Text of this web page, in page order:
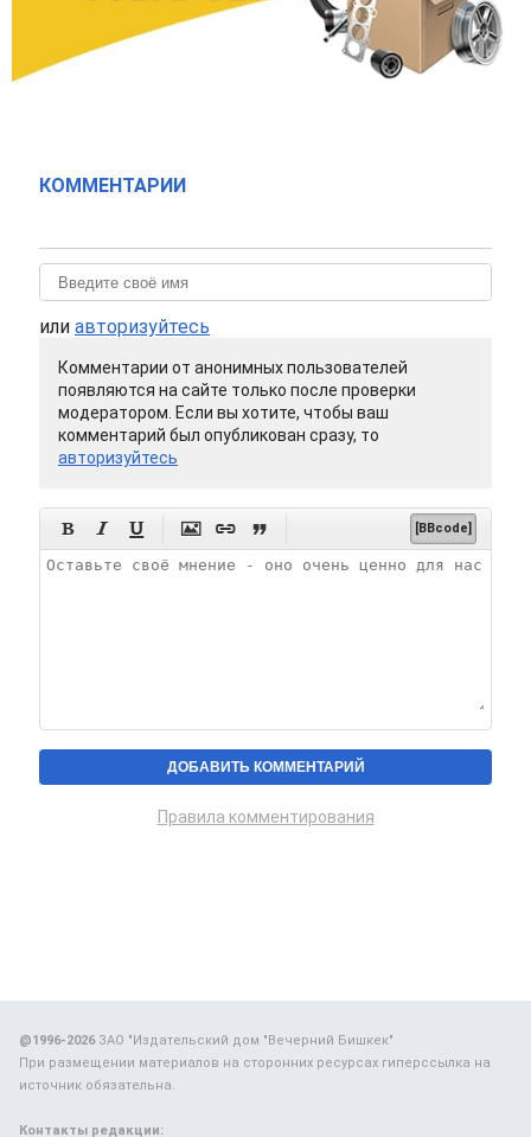
КОММЕНТАРИИ
или авторизуйтесь
Комментарии от анонимных пользователей
появляются на сайте только после проверки
модератором. Если вы хотите, чтобы ваш
комментарий был опубликован сразу, то
авторизуйтесь
      [BBcode]
Правила комментирования
@1996-2026ЗАО "Издательский дом "Вечерний Бишкек"
При размещении материалов на сторонних ресурсах гиперссылка на
источник обязательна.
Контакты редакции: